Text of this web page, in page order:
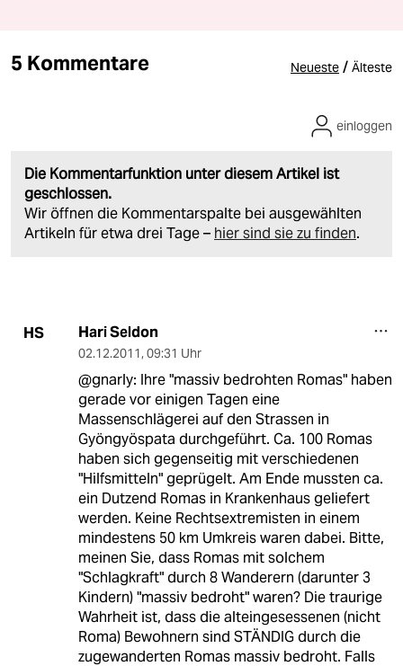
5 Kommentare Neueste / Älteste
Die Kommentarfunktion unter diesem Artikel ist
geschlossen.
Wir öffnen die Kommentarspalte bei ausgewählten
Artikeln für etwa drei Tage – hier sind sie zu finden.
einloggen
HS Hari Seldon
02.12.2011, 09:31 Uhr
@gnarly: Ihre "massiv bedrohten Romas" haben
gerade vor einigen Tagen eine
Massenschlägerei auf den Strassen in
Gyöngyöspata durchgeführt. Ca. 100 Romas
haben sich gegenseitig mit verschiedenen
"Hilfsmitteln" geprügelt. Am Ende mussten ca.
ein Dutzend Romas in Krankenhaus geliefert
werden. Keine Rechtsextremisten in einem
mindestens 50 km Umkreis waren dabei. Bitte,
meinen Sie, dass Romas mit solchem
"Schlagkraft" durch 8 Wanderern (darunter 3
Kindern) "massiv bedroht" waren? Die traurige
Wahrheit ist, dass die alteingesessenen (nicht
Roma) Bewohnern sind STÄNDIG durch die
zugewanderten Romas massiv bedroht. Falls